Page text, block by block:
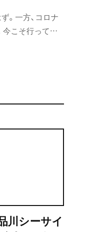
。一方、コロナ
こそ行ってみ
。
川シーサイ